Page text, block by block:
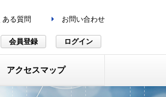
ある質問 お問い合わせ
会員登録 ログイン
アクセスマップ